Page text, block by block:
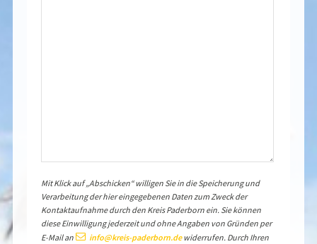
Mit Klick auf „Abschicken“ willigen Sie in die Speicherung und
Verarbeitung der hier eingegebenen Daten zum Zweck der
Kontaktaufnahme durch den Kreis Paderborn ein. Sie können
diese Einwilligung jederzeit und ohne Angaben von Gründen per
E-Mail an
info@kreis-paderborn.de widerrufen. Durch Ihren